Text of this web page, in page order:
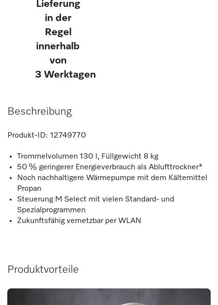
Lieferung
in der
Regel
innerhalb
von
3 Werktagen
Beschreibung
Produkt-ID: 12749770
Trommelvolumen 130 l, Füllgewicht 8 kg
50 % geringerer Energieverbrauch als Ablufttrockner*
Noch nachhaltigere Wärmepumpe mit dem Kältemittel
Propan
Steuerung M Select mit vielen Standard- und
Spezialprogrammen
Zukunftsfähig vernetzbar per WLAN
Produktvorteile